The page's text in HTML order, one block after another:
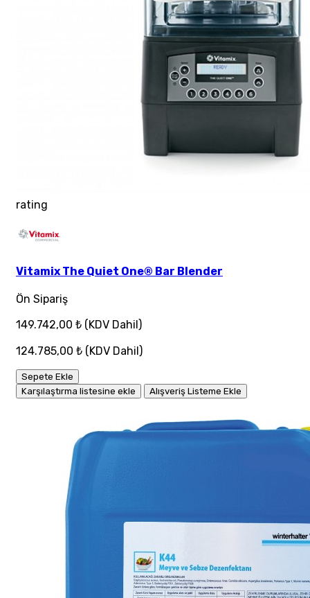
rating
Vitamix The Quiet One® Bar Blender
Ön Sipariş
149.742,00 ₺ (KDV Dahil)
124.785,00 ₺ (KDV Dahil)
Sepete Ekle
Karşılaştırma listesine ekle
Alışveriş Listeme Ekle